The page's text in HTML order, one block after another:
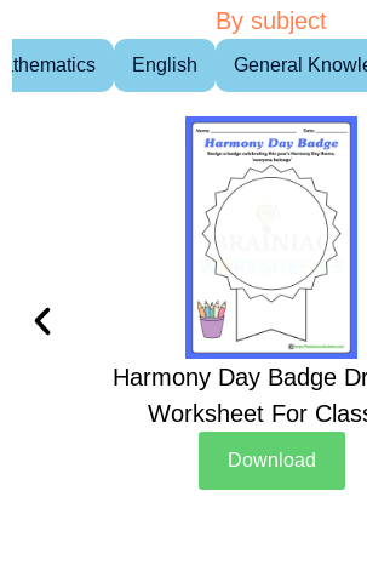
By subject
English General
Harmony Day Badge
Worksheet For
Download